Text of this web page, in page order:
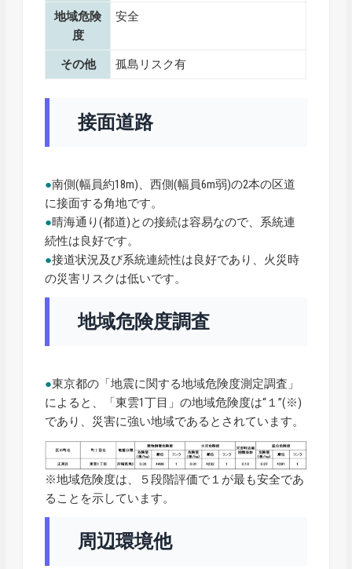
地域危険
度
安全
その他 孤島リスク有
接面道路
●南側(幅員約18m)、西側(幅員6m弱)の2本の区道
に接面する角地です。
●晴海通り(都道)との接続は容易なので、系統連
続性は良好です。
●接道状況及び系統連続性は良好であり、火災時
の災害リスクは低いです。
地域危険度調査
●東京都の「地震に関する地域危険度測定調査」
によると、「東雲1丁目」の地域危険度は“１”(※)
であり、災害に強い地域であるとされています。
※地域危険度は、５段階評価で１が最も安全であ
ることを示しています。
周辺環境他